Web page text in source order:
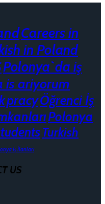
Careers in
in Poland
Polonya`da iş
is ariyorum
pracyÖğrenci İş
Polonya
Turkish
İş İlanları
US